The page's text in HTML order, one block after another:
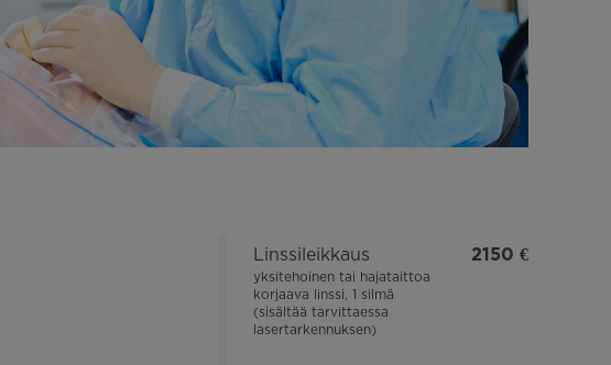
Linssileikkaus
yksitehoinen tai hajataittoa
korjaava linssi, 1 silmä
(sisältää tarvittaessa
lasertarkennuksen)
2150 €